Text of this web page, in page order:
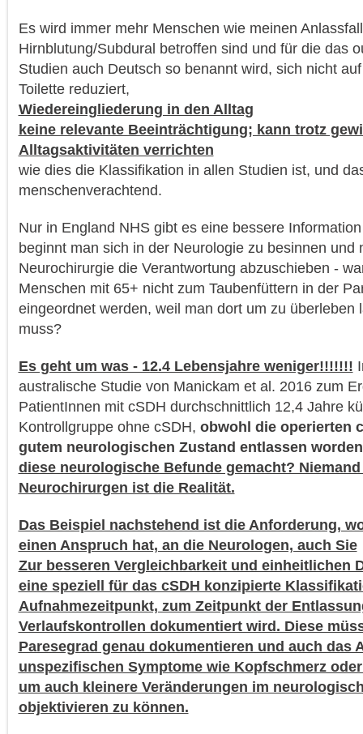
Es wird immer mehr Menschen wie meinen
Hirnblutung/Subdural betroffen sind und für die das
Studien auch Deutsch so benannt wird, sich nicht
Toilette reduziert,
Wiedereingliederung in den Alltag
keine relevante Beeinträchtigung; kann trotz
Alltagsaktivitäten verrichten
wie dies die Klassifikation in allen Studien ist, und
menschenverachtend.
Nur in England NHS gibt es eine bessere
beginnt man sich in der Neurologie zu besinnen und
Neurochirurgie die Verantwortung abzuschieben -
Menschen mit 65+ nicht zum Taubenfüttern in der
eingeordnet werden, weil man dort um zu überleben
muss?
Es geht um was - 12.4 Lebensjahre weniger!!!!!!!
australische Studie von Manickam et al. 2016 zum
PatientInnen mit cSDH durchschnittlich 12,4 Jahre
Kontrollgruppe ohne cSDH, obwohl die operierten
gutem neurologischen Zustand entlassen
diese neurologische Befunde gemacht?
Neurochirurgen ist die Realität.
Das Beispiel nachstehend ist die Anforderung,
einen Anspruch hat, an die Neurologen, auch Sie
Zur besseren Vergleichbarkeit und einheitlichen
eine speziell für das cSDH konzipierte
Aufnahmezeitpunkt, zum Zeitpunkt der
Verlaufskontrollen dokumentiert wird. Diese
Paresegrad genau dokumentieren und auch das
unspezifischen Symptome wie Kopfschmerz
um auch kleinere Veränderungen im
objektivieren zu können.